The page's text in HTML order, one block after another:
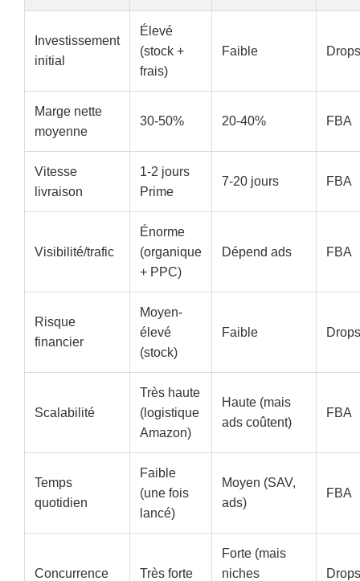
Investissement
initial
Élevé
(stock +
frais)
Faible
Marge nette
moyenne
30-50% 20-40% FBA
Vitesse
livraison
1-2 jours
Prime
7-20 jours FBA
Visibilité/trafic
Énorme
(organique
+ PPC)
Dépend ads FBA
Risque
financier
Moyen-
élevé
(stock)
Faible
Scalabilité
Très haute
(logistique
Amazon)
Haute (mais
ads coûtent)
FBA
Temps
quotidien
Faible
(une fois
lancé)
Moyen (SAV,
ads)
FBA
Concurrence Très forte
Forte (mais
niches